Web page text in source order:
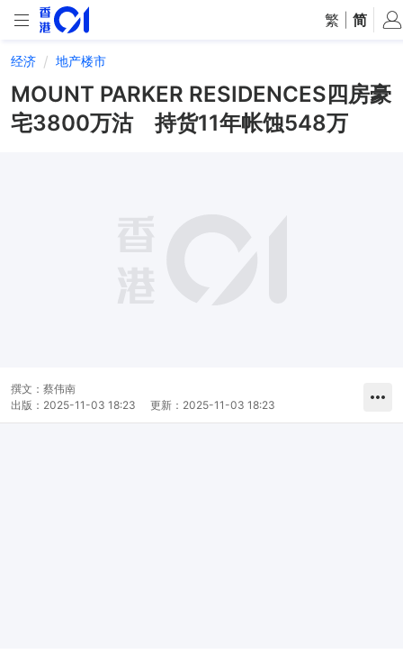
繁 简
经济 地产楼市
MOUNT PARKER RESIDENCES四房豪
宅3800万沽 持货11年帐蚀548万
撰文： 蔡伟南
出版： 2025-11-03 18:23 更新： 2025-11-03 18:23